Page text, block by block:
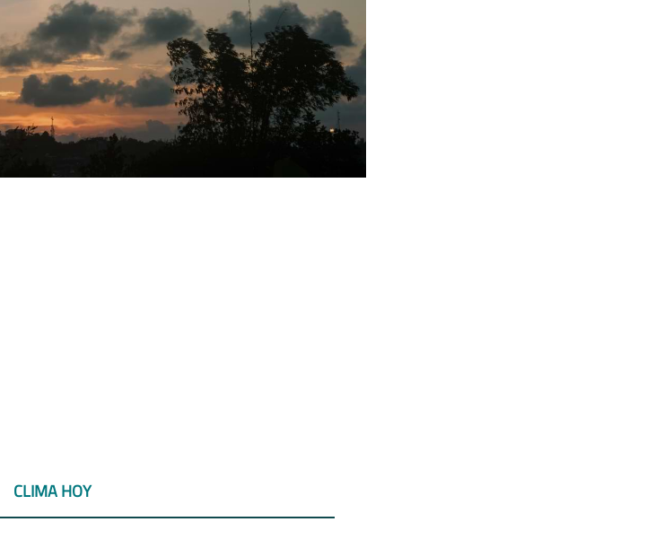
CLIMA HOY